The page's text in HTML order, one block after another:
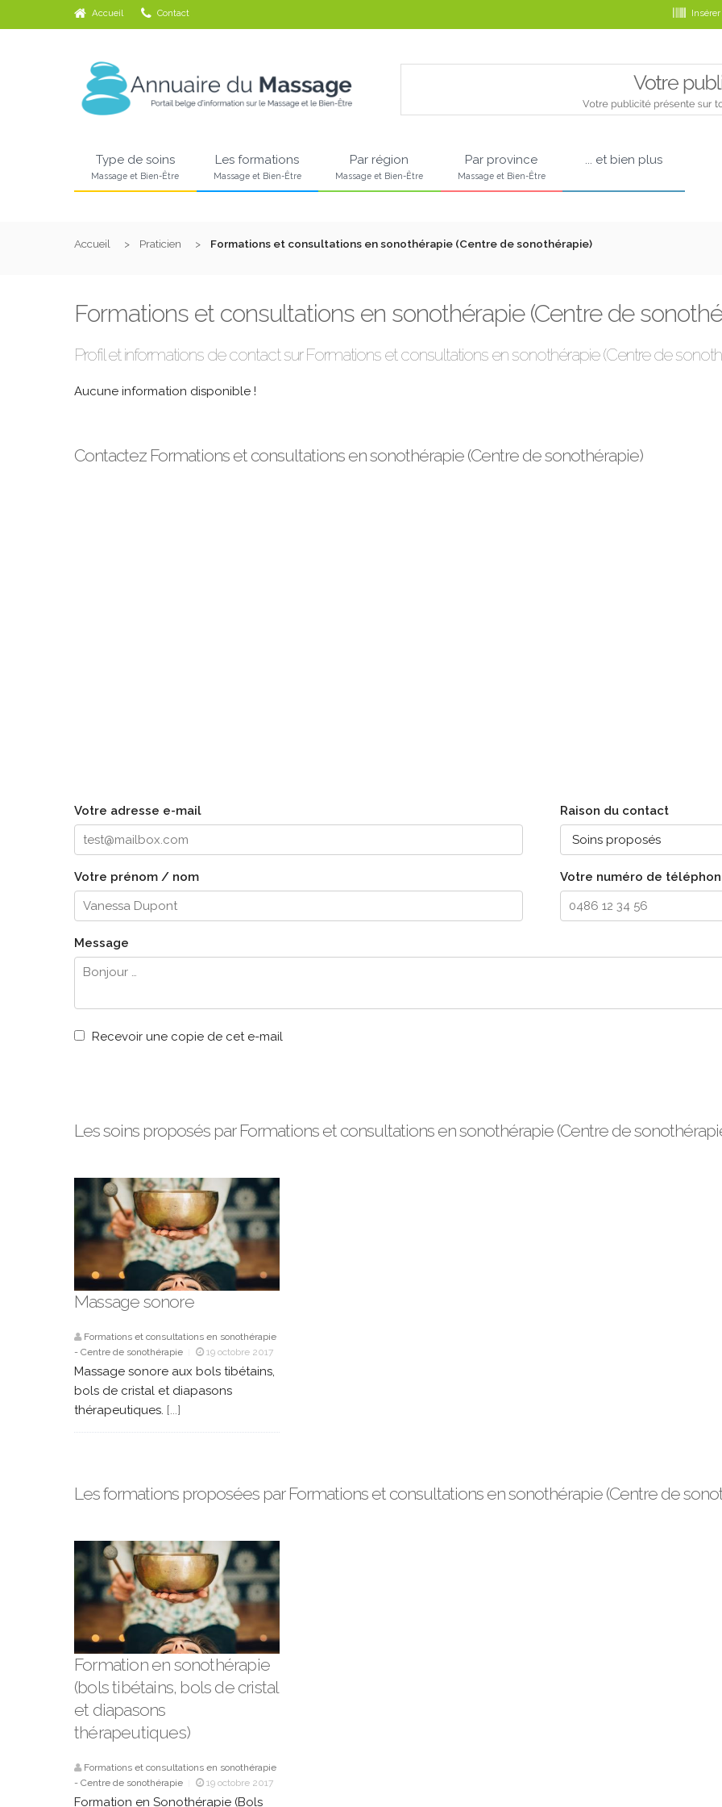
Accueil Contact
Type de soins
Massage et Bien-Être
Les formations
Massage et Bien-Être
Par région
Massage et Bien-Être
Par province
Massage et Bien-Être
... et bien plus
Accueil Praticien Formations et consultations en sonothérapie (Centre de sonothérapie)
Formations et consultations en sonothérapie (Centre de
Profil et informations de contact sur Formations et consultations en sonothérapie (Centre de
Aucune information disponible !
Contactez Formations et consultations en sonothérapie (Centre de sonothérapie)
Votre adresse e-mail Raison du contact
Votre prénom / nom Votre numéro de
Message
Recevoir une copie de cet e-mail
Les soins proposés par Formations et consultations en sonothérapie (Centre de
Massage sonore
Formations et consultations en sonothérapie
- Centre de sonothérapie
19 octobre 2017
Autres Massages | Brabant Wallon
Massage sonore aux bols tibétains,
bols de cristal et diapasons
thérapeutiques. [...]
Les formations proposées par Formations et consultations en sonothérapie (Centre de
Formation en sonothérapie
(bols tibétains, bols de cristal
et diapasons
thérapeutiques)
Formations et consultations en sonothérapie
- Centre de sonothérapie
19 octobre 2017
| Autres Massages Brabant Wallon
Formation en Sonothérapie (Bols